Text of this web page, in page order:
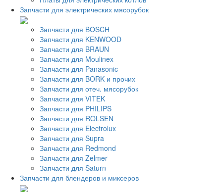
Запчасти для электрических мясорубок
Запчасти для BOSCH
Запчасти для KENWOOD
Запчасти для BRAUN
Запчасти для Moulinex
Запчасти для Panasonic
Запчасти для BORK и прочих
Запчасти для отеч. мясорубок
Запчасти для VITEK
Запчасти для PHILIPS
Запчасти для ROLSEN
Запчасти для Electrolux
Запчасти для Supra
Запчасти для Redmond
Запчасти для Zelmer
Запчасти для Saturn
Запчасти для блендеров и миксеров